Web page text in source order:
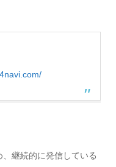
継続的に発信している